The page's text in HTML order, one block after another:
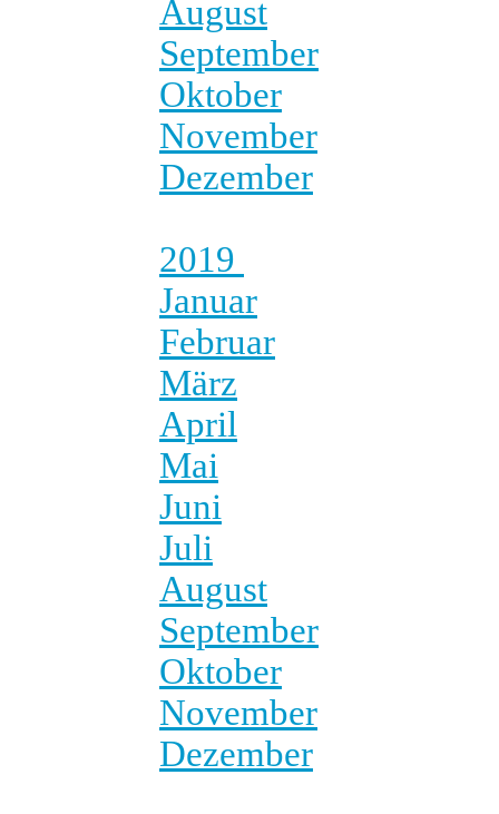
August
September
Oktober
November
Dezember
2019
Januar
Februar
März
April
Mai
Juni
Juli
August
September
Oktober
November
Dezember